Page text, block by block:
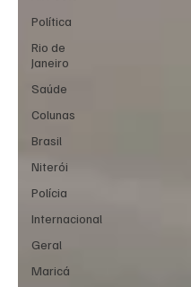
Política
Rio de
Janeiro
Saúde
Colunas
Brasil
Niterói
Polícia
Internacional
Geral
Maricá